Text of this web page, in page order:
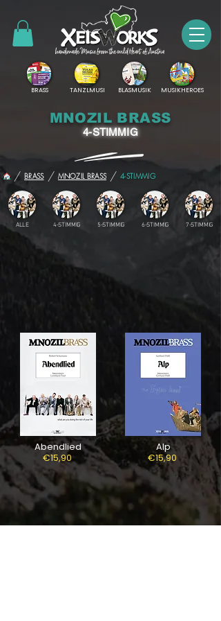
BRASS TANZLMUSI BLASMUSIK MUSIKHEROES
MNOZIL BRASS
4-STIMMIG
/ BRASS / MNOZIL BRASS / 4-STIMMIG
ALLE 4-STIMMIG 5-STIMMIG 6-STIMMIG 7-STIMMIG
Abendlied
€15,90
Alp
€15,90